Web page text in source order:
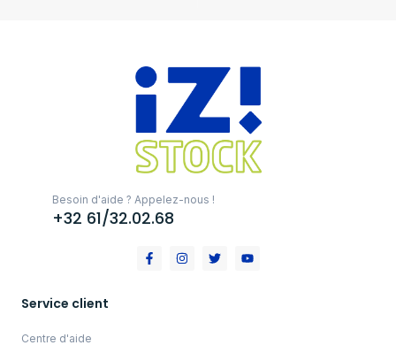
Besoin d'aide ? Appelez-nous !
+32 61/32.02.68
Service client
Centre d'aide